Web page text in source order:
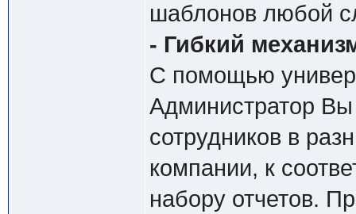
шаблонов любой
- Гибкий
С помощью
Администратор Вы
сотрудников в
компании, к
набору отчетов.